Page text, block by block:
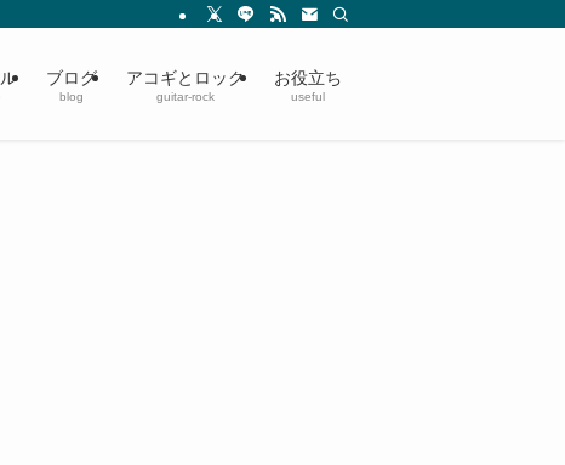
ブログ
blog
アコギとロック
guitar-rock
お役立ち
useful